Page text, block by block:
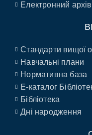
Електронний архів
Стандарти вищої
Навчальні плани
Нормативна база
E-каталог
Бібліотека
Дні народження